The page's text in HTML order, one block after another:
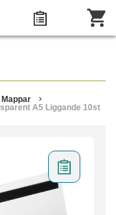
Mappar
A5 Liggande 10st